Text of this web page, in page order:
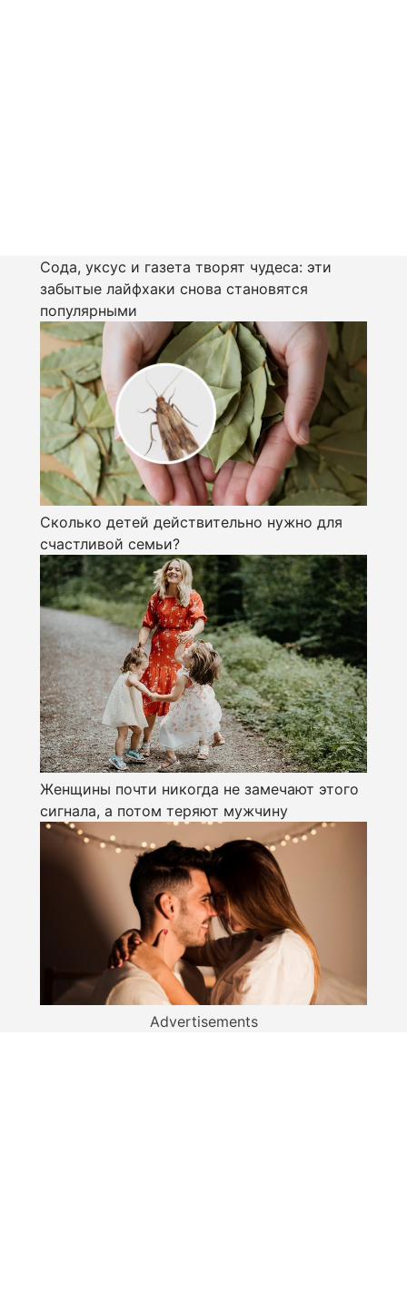
Сода, уксус и газета творят чудеса: эти
забытые лайфхаки снова становятся
популярными
Сколько детей действительно нужно для
счастливой семьи?
Женщины почти никогда не замечают этого
сигнала, а потом теряют мужчину
Advertisements